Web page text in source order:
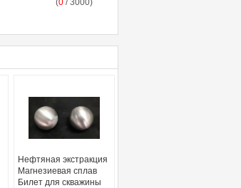
(0 / 3000)
Нефтяная экстракция
Магнезиевая сплав
Билет для скважины